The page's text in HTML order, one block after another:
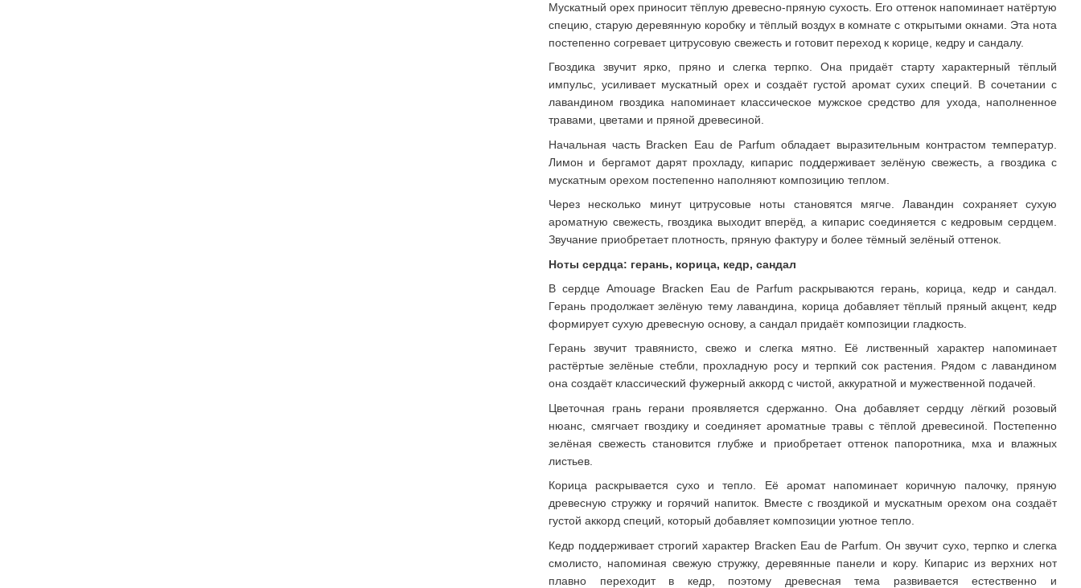
Мускатный орех приносит тёплую древесно-пряную сухость. Его оттенок напоминает натёртую
специю, старую деревянную коробку и тёплый воздух в комнате с открытыми окнами. Эта нота
постепенно согревает цитрусовую свежесть и готовит переход к корице, кедру и сандалу.
Гвоздика звучит ярко, пряно и слегка терпко. Она придаёт старту характерный тёплый
импульс, усиливает мускатный орех и создаёт густой аромат сухих специй. В сочетании с
лавандином гвоздика напоминает классическое мужское средство для ухода, наполненное
травами, цветами и пряной древесиной.
Начальная часть Bracken Eau de Parfum обладает выразительным контрастом температур.
Лимон и бергамот дарят прохладу, кипарис поддерживает зелёную свежесть, а гвоздика с
мускатным орехом постепенно наполняют композицию теплом.
Через несколько минут цитрусовые ноты становятся мягче. Лавандин сохраняет сухую
ароматную свежесть, гвоздика выходит вперёд, а кипарис соединяется с кедровым сердцем.
Звучание приобретает плотность, пряную фактуру и более тёмный зелёный оттенок.
Ноты сердца: герань, корица, кедр, сандал
В сердце Amouage Bracken Eau de Parfum раскрываются герань, корица, кедр и сандал.
Герань продолжает зелёную тему лавандина, корица добавляет тёплый пряный акцент, кедр
формирует сухую древесную основу, а сандал придаёт композиции гладкость.
Герань звучит травянисто, свежо и слегка мятно. Её лиственный характер напоминает
растёртые зелёные стебли, прохладную росу и терпкий сок растения. Рядом с лавандином
она создаёт классический фужерный аккорд с чистой, аккуратной и мужественной подачей.
Цветочная грань герани проявляется сдержанно. Она добавляет сердцу лёгкий розовый
нюанс, смягчает гвоздику и соединяет ароматные травы с тёплой древесиной. Постепенно
зелёная свежесть становится глубже и приобретает оттенок папоротника, мха и влажных
листьев.
Корица раскрывается сухо и тепло. Её аромат напоминает коричную палочку, пряную
древесную стружку и горячий напиток. Вместе с гвоздикой и мускатным орехом она создаёт
густой аккорд специй, который добавляет композиции уютное тепло.
Кедр поддерживает строгий характер Bracken Eau de Parfum. Он звучит сухо, терпко и слегка
смолисто, напоминая свежую стружку, деревянные панели и кору. Кипарис из верхних нот
плавно переходит в кедр, поэтому древесная тема развивается естественно и